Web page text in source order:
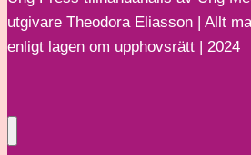
utgivare Theodora Eliasson | Allt
enligt lagen om upphovsrätt | 2024